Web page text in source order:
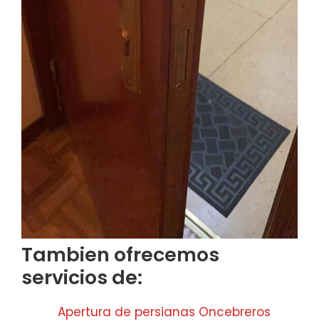
Tambien ofrecemos
servicios de:
Apertura de persianas Oncebreros